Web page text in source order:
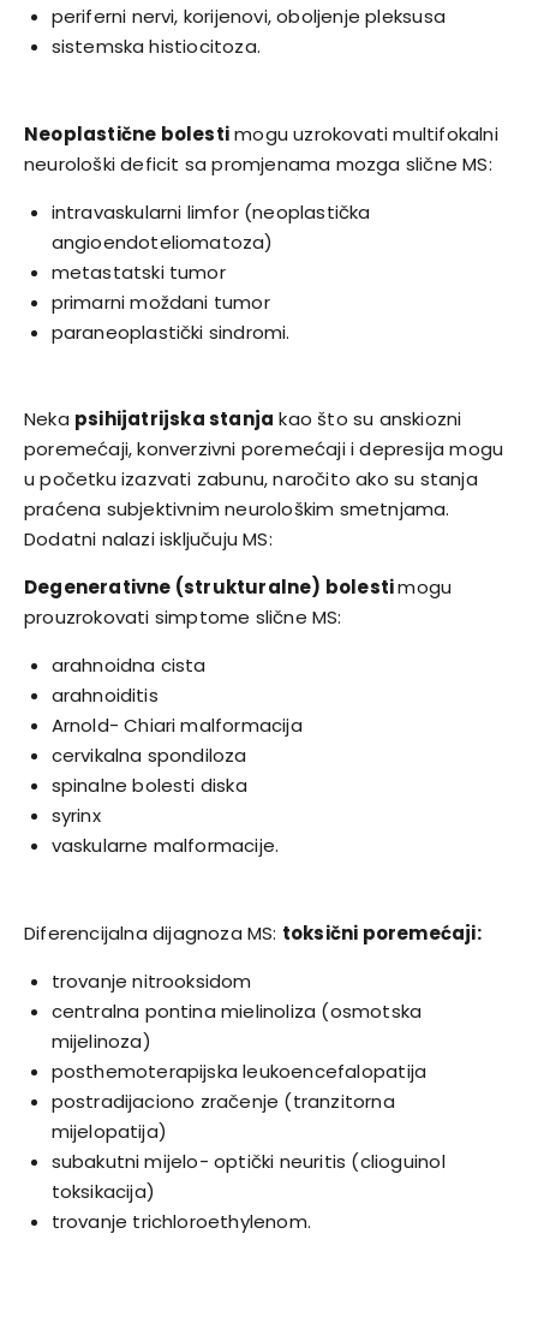
periferni nervi, korijenovi, oboljenje pleksusa
sistemska histiocitoza.
Neoplastične bolestimogu uzrokovati multifokalni
neurološki deficit sa promjenama mozga slične MS:
intravaskularni limfor (neoplastička
angioendoteliomatoza)
metastatski tumor
primarni moždani tumor
paraneoplastički sindromi.
Neka psihijatrijska stanja kao što su anskiozni
poremećaji, konverzivni poremećaji i depresija mogu
u početku izazvati zabunu, naročito ako su stanja
praćena subjektivnim neurološkim smetnjama.
Dodatni nalazi isključuju MS:
Degenerativne (strukturalne) bolestimogu
prouzrokovati simptome slične MS:
arahnoidna cista
arahnoiditis
Arnold- Chiari malformacija
cervikalna spondiloza
spinalne bolesti diska
syrinx
vaskularne malformacije.
Diferencijalna dijagnoza MS: toksični poremećaji:
trovanje nitrooksidom
centralna pontina mielinoliza (osmotska
mijelinoza)
posthemoterapijska leukoencefalopatija
postradijaciono zračenje (tranzitorna
mijelopatija)
subakutni mijelo- optički neuritis (clioguinol
toksikacija)
trovanje trichloroethylenom.